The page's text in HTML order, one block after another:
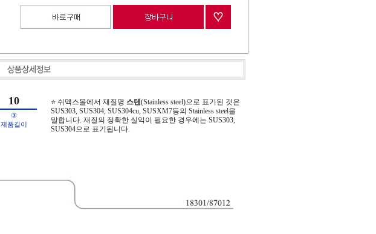
10
③
제품길이
⭐ 쉬멕스몰에서 재질명 스텐(Stainless steel)으로 표기된 것은
SUS303, SUS304, SUS304cu, SUSXM7등의 Stainless steel을
말합니다. 재질의 정확한 실익이 필요한 경우에는 SUS303,
SUS304으로 표기됩니다.